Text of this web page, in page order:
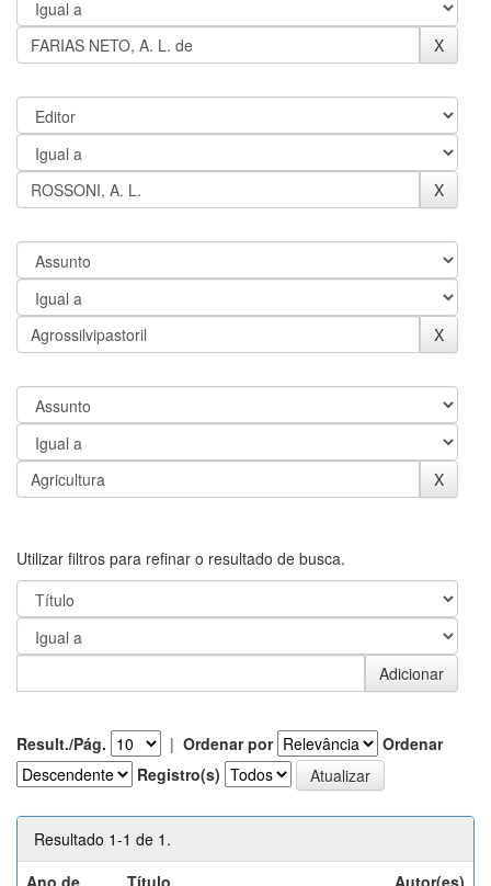
Utilizar filtros para refinar o resultado de busca.
Result./Pág. | Ordenar por
Ordenar
Registro(s)
Resultado 1-1 de 1.
Ano de
Título Autor(es)